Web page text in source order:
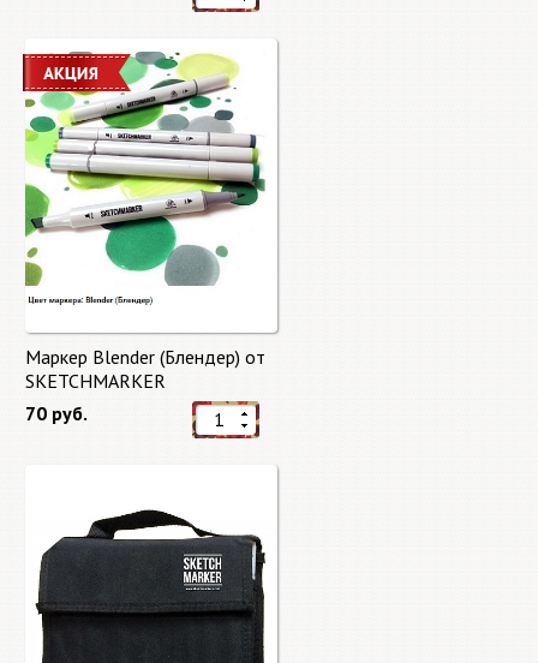
Маркер Blender (Блендер) от
SKETCHMARKER
70 руб.